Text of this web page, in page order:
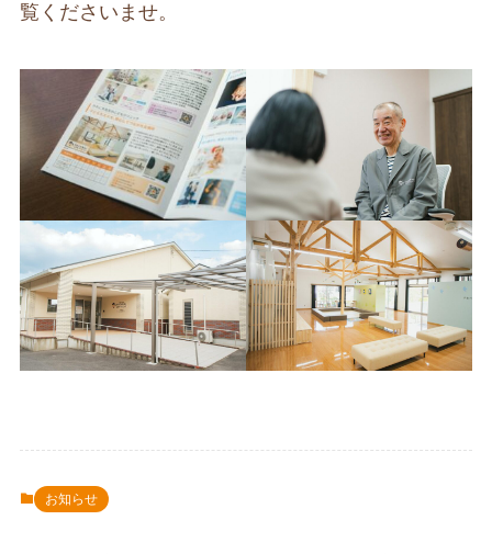
覧くださいませ。
お知らせ